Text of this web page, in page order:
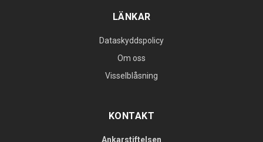
LÄNKAR
Dataskyddspolicy
Om oss
Visselblåsning
KONTAKT
Ankarstiftelsen